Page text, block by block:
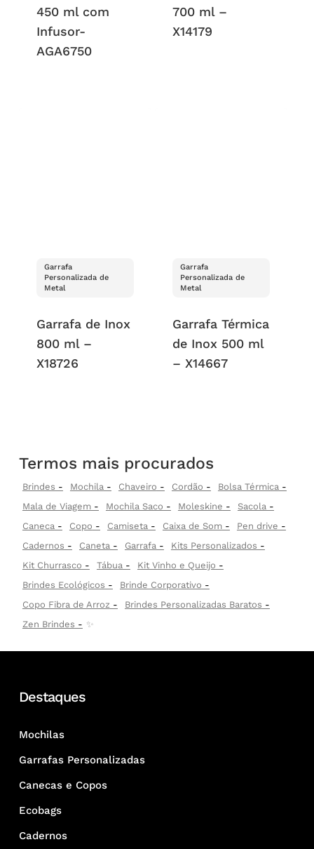
450 ml com
Infusor-
AGA6750
700 ml –
X14179
Garrafa
Personalizada de
Metal
Garrafa de Inox
800 ml –
X18726
Garrafa
Personalizada de
Metal
Garrafa Térmica
de Inox 500 ml
– X14667
Termos mais procurados
Brindes Mochila Chaveiro Cordão
Bolsa Térmica
Mala de Viagem
Mochila Saco Moleskine
Sacola
Caneca
Copo Camiseta Caixa de Som
Pen drive
Cadernos
Caneta Garrafa
Kits Personalizados
Kit Churrasco
Tábua
Kit Vinho e Queijo
Brindes Ecológicos
Brinde Corporativo
Copo Fibra de Arroz
Brindes Personalizadas Baratos
Zen Brindes
✨
Destaques
Mochilas
Garrafas Personalizadas
Canecas e Copos
Ecobags
Cadernos